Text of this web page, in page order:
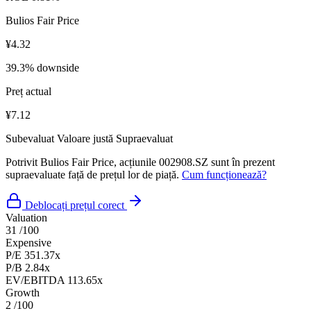
Bulios Fair Price
¥4.32
39.3% downside
Preț actual
¥7.12
Subevaluat Valoare justă Supraevaluat
Potrivit Bulios Fair Price, acțiunile 002908.SZ sunt în prezent
supraevaluate față de prețul lor de piață. Cum funcționează?
Deblocați prețul corect
Valuation
31 /100
Expensive
P/E 351.37x
P/B 2.84x
EV/EBITDA 113.65x
Growth
2 /100